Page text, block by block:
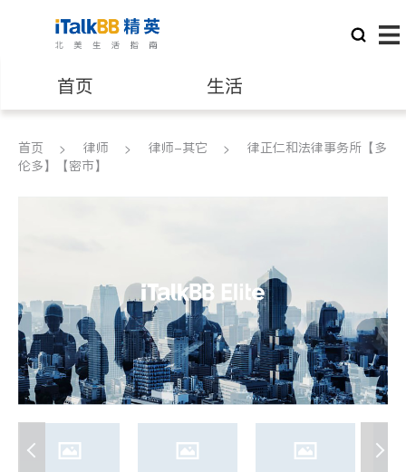
首页 生活
医生 律师
建筑装修
首页 律师 律师-其它
律正仁和法律事务所【多
伦多】【密市】